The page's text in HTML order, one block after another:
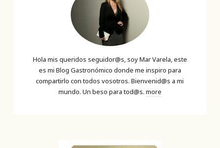
Hola mis queridos seguidor@s, soy Mar Varela, este
es mi Blog Gastronómico donde me inspiro para
compartirlo con todos vosotros. Bienvenid@s a mi
mundo. Un beso para tod@s. more